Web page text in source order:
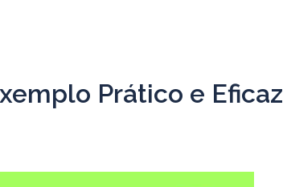
Prático e Eficaz